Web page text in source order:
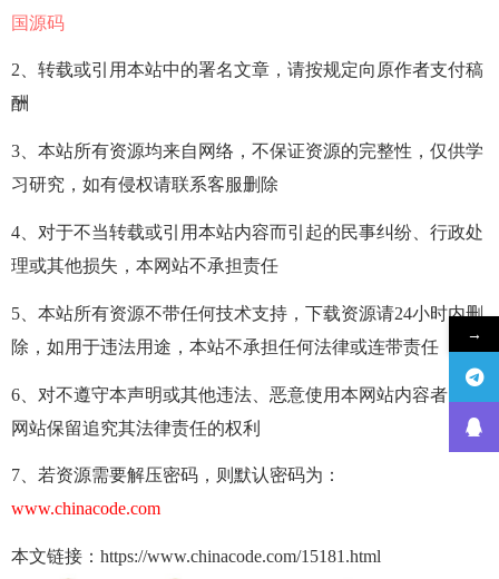
国源码
2、转载或引用本站中的署名文章，请按规定向原作者支付稿
酬
3、本站所有资源均来自网络，不保证资源的完整性，仅供学
习研究，如有侵权请联系客服删除
4、对于不当转载或引用本站内容而引起的民事纠纷、行政处
理或其他损失，本网站不承担责任
5、本站所有资源不带任何技术支持，下载资源请24小时内删
除，如用于违法用途，本站不承担任何法律或连带责任
6、对不遵守本声明或其他违法、恶意使用本网站内容者，本
网站保留追究其法律责任的权利
7、若资源需要解压密码，则默认密码为：
www.chinacode.com
本文链接：https://www.chinacode.com/15181.html
→